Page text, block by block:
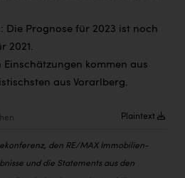
Research Institute
Die Prognose für 2023 ist noch
2021.
Einschätzungen kommen aus
aus Vorarlberg.
Plaintext
den RE/MAX Immobilien-
und die Statements aus den